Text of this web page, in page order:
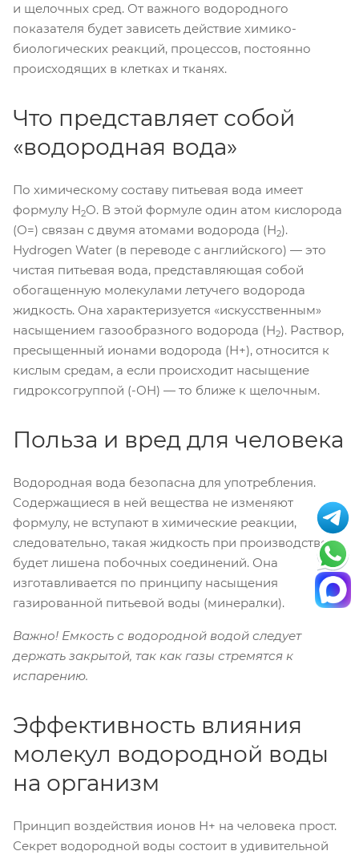
и щелочных сред. От важного водородного
показателя будет зависеть действие химико-
биологических реакций, процессов, постоянно
происходящих в клетках и тканях.
Что представляет собой
«водородная вода»
По химическому составу питьевая вода имеет
формулу Н2О. В этой формуле один атом кислорода
(О=) связан с двумя атомами водорода (Н2).
Hydrogen Water (в переводе с английского) — это
чистая питьевая вода, представляющая собой
обогащенную молекулами летучего водорода
жидкость. Она характеризуется «искусственным»
насыщением газообразного водорода (Н2). Раствор,
пресыщенный ионами водорода (Н+), относится к
кислым средам, а если происходит насыщение
гидроксогруппой (-ОН) — то ближе к щелочным.
Польза и вред для человека
Водородная вода безопасна для употребления.
Содержащиеся в ней вещества не изменяют
формулу, не вступают в химические реакции,
следовательно, такая жидкость при производстве
будет лишена побочных соединений. Она
изготавливается по принципу насыщения
газированной питьевой воды (минералки).
Важно! Емкость с водородной водой следует
держать закрытой, так как газы стремятся к
испарению.
Эффективность влияния
молекул водородной воды
на организм
Принцип воздействия ионов Н+ на человека прост.
Секрет водородной воды состоит в удивительной